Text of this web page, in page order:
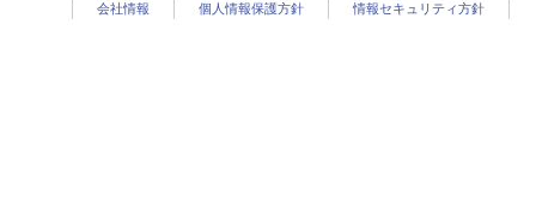
会社情報 個人情報保護方針 情報セキュリティ方針